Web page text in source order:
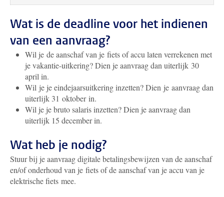
Wat is de deadline voor het indienen
van een aanvraag?
Wil je de aanschaf van je fiets of accu laten verrekenen met
je vakantie-uitkering? Dien je aanvraag dan uiterlijk 30
april in.
Wil je je eindejaarsuitkering inzetten? Dien je aanvraag dan
uiterlijk 31 oktober in.
Wil je je bruto salaris inzetten? Dien je aanvraag dan
uiterlijk 15 december in.
Wat heb je nodig?
Stuur bij je aanvraag digitale betalingsbewijzen van de aanschaf
en/of onderhoud van je fiets of de aanschaf van je accu van je
elektrische fiets mee.